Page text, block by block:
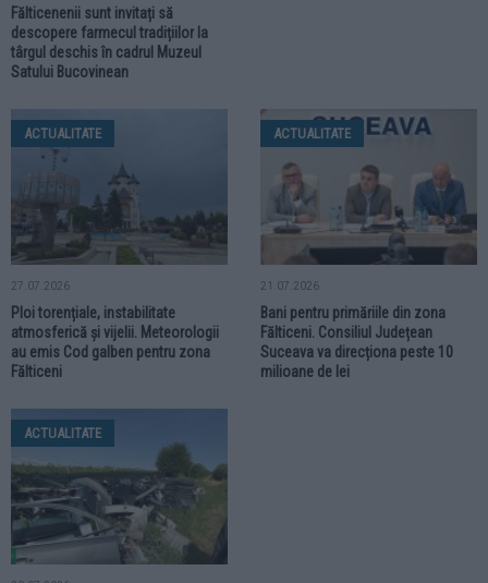
Fălticenenii sunt invitați să
descopere farmecul tradițiilor la
târgul deschis în cadrul Muzeul
Satului Bucovinean
ACTUALITATE
27.07.2026
Ploi torențiale, instabilitate
atmosferică și vijelii. Meteorologii
au emis Cod galben pentru zona
Fălticeni
ACTUALITATE
21.07.2026
Bani pentru primăriile din zona
Fălticeni. Consiliul Județean
Suceava va direcționa peste 10
milioane de lei
ACTUALITATE